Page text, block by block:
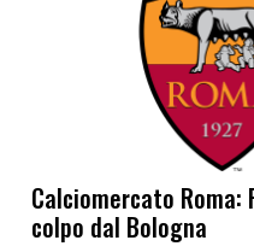
Calciomercato Roma:
colpo dal Bologna